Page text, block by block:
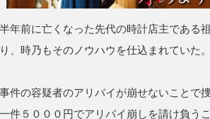
半年前に亡くなった先代の時計店主である
り、時乃もそのノウハウを仕込まれていた。
事件の容疑者のアリバイが崩せないことで
一件５０００円でアリバイ崩しを請け負う